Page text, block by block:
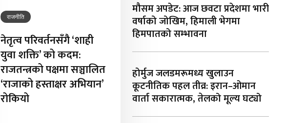
राजनीति
नेतृत्व परिवर्तनसँगै ‘शाही
युवा शक्ति’ को कदम:
राजतन्त्रको पक्षमा सञ्चालित
‘राजाको हस्ताक्षर अभियान’
रोकियो
मौसम अपडेट: आज छवटा प्रदेशमा भारी
वर्षाको जोखिम, हिमाली भेगमा
हिमपातको सम्भावना
होर्मुज जलडमरूमध्य खुलाउन
कूटनीतिक पहल तीव्र: इरान–ओमान
वार्ता सकारात्मक, तेलको मूल्य घट्यो